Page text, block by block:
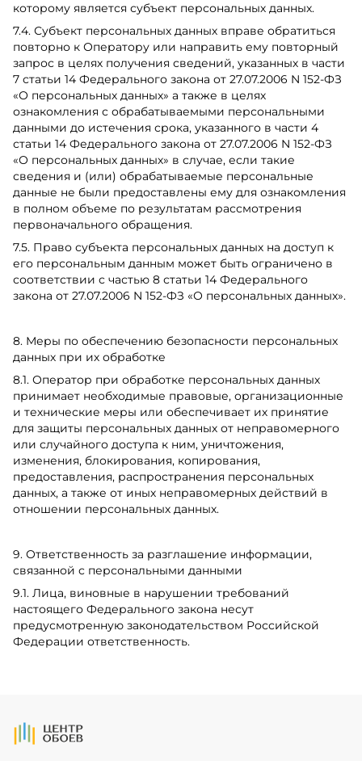
которому является субъект персональных данных.
7.4. Субъект персональных данных вправе обратиться
повторно к Оператору или направить ему повторный
запрос в целях получения сведений, указанных в части
7 статьи 14 Федерального закона от 27.07.2006 N 152-ФЗ
«О персональных данных» а также в целях
ознакомления с обрабатываемыми персональными
данными до истечения срока, указанного в части 4
статьи 14 Федерального закона от 27.07.2006 N 152-ФЗ
«О персональных данных» в случае, если такие
сведения и (или) обрабатываемые персональные
данные не были предоставлены ему для ознакомления
в полном объеме по результатам рассмотрения
первоначального обращения.
7.5. Право субъекта персональных данных на доступ к
его персональным данным может быть ограничено в
соответствии с частью 8 статьи 14 Федерального
закона от 27.07.2006 N 152-ФЗ «О персональных данных».
8. Меры по обеспечению безопасности персональных
данных при их обработке
8.1. Оператор при обработке персональных данных
принимает необходимые правовые, организационные
и технические меры или обеспечивает их принятие
для защиты персональных данных от неправомерного
или случайного доступа к ним, уничтожения,
изменения, блокирования, копирования,
предоставления, распространения персональных
данных, а также от иных неправомерных действий в
отношении персональных данных.
9. Ответственность за разглашение информации,
связанной с персональными данными
9.1. Лица, виновные в нарушении требований
настоящего Федерального закона несут
предусмотренную законодательством Российской
Федерации ответственность.
На Главную